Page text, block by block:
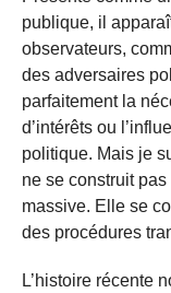
publique, il
observateurs,
des adversaires
parfaitement la
d’intérêts ou
politique. Mais je
ne se construit
massive. Elle se
des procédures
L’histoire récente